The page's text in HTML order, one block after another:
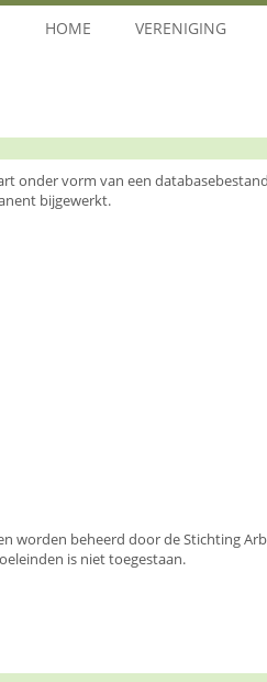
HOME VERENIGING
onder vorm van een
bijgewerkt.
worden beheerd door de Stichting
is niet toegestaan.